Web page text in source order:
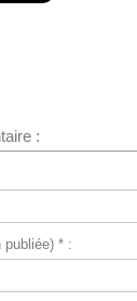
:
publiée) * :